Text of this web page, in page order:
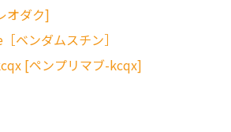
オダク]
ベンダムスチン］
[ペンプリマブ-kcqx]